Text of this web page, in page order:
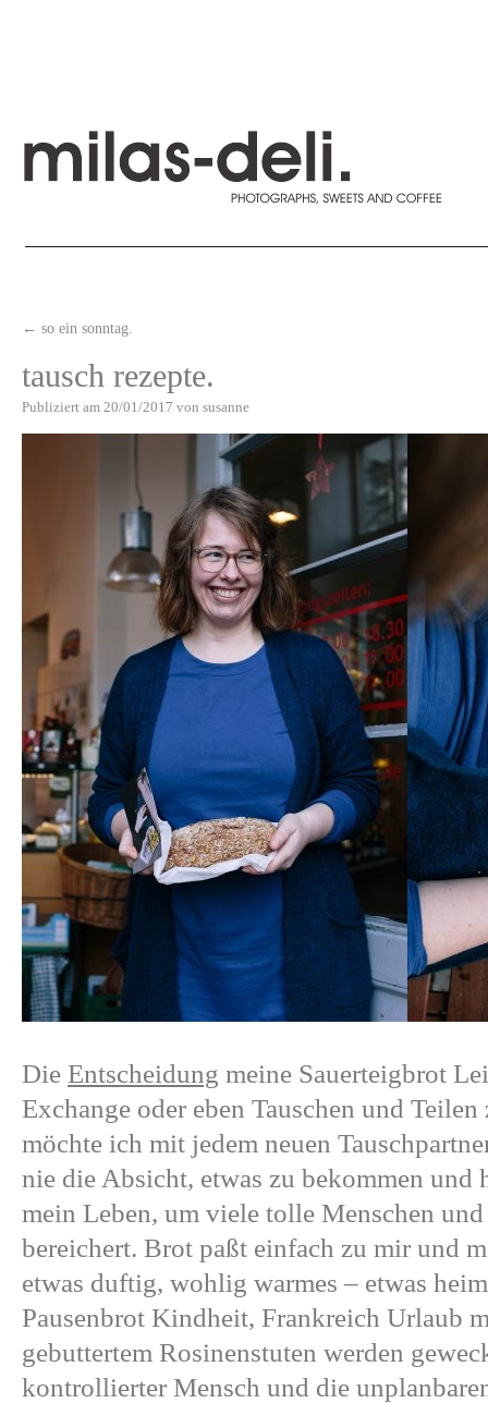
← so ein sonntag.
tausch rezepte.
Publiziert am 20/01/2017 von susanne
Die Entscheidung meine Sauerteigbrot
Exchange oder eben Tauschen und
möchte ich mit jedem neuen
nie die Absicht, etwas zu bekommen und
mein Leben, um viele tolle Menschen
bereichert. Brot paßt einfach zu mir und
etwas duftig, wohlig warmes – etwas
Pausenbrot Kindheit, Frankreich Urlaub
gebuttertem Rosinenstuten werden
kontrollierter Mensch und die